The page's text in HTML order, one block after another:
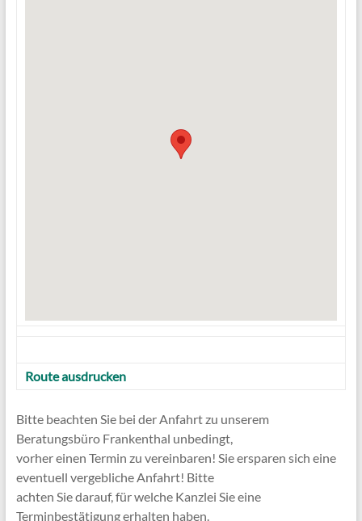
Route ausdrucken
Bitte beachten Sie bei der Anfahrt zu unserem
Beratungsbüro Frankenthal unbedingt,
vorher einen Termin zu vereinbaren! Sie ersparen sich eine
eventuell vergebliche Anfahrt! Bitte
achten Sie darauf, für welche Kanzlei Sie eine
Terminbestätigung erhalten haben.